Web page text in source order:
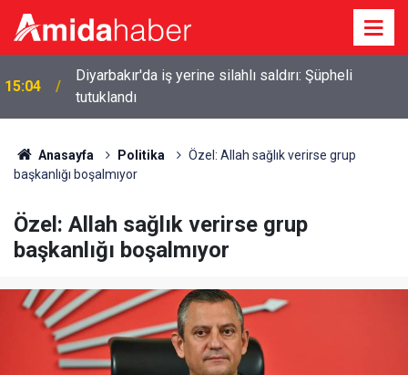
15:04
Diyarbakır'da iş yerine silahlı saldırı: Şüpheli
tutuklandı
Anasayfa Politika
Özel: Allah sağlık verirse grup
başkanlığı boşalmıyor
Özel: Allah sağlık verirse grup
başkanlığı boşalmıyor